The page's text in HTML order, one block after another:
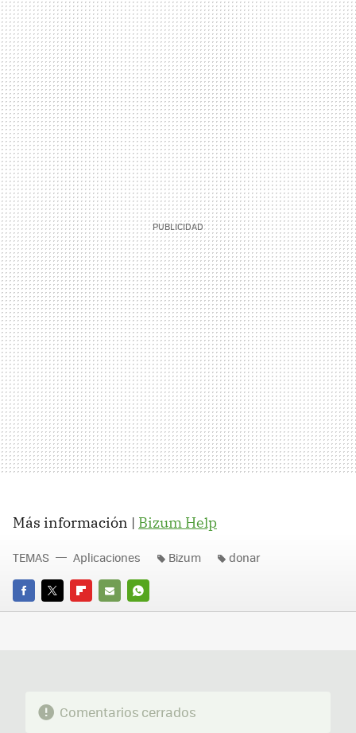
Más información | Bizum Help
FACEBOOK
TWITTERFLIPBOARD
E-
WHATSAPP
TEMAS Aplicaciones Bizum donar
Comentarios cerrados